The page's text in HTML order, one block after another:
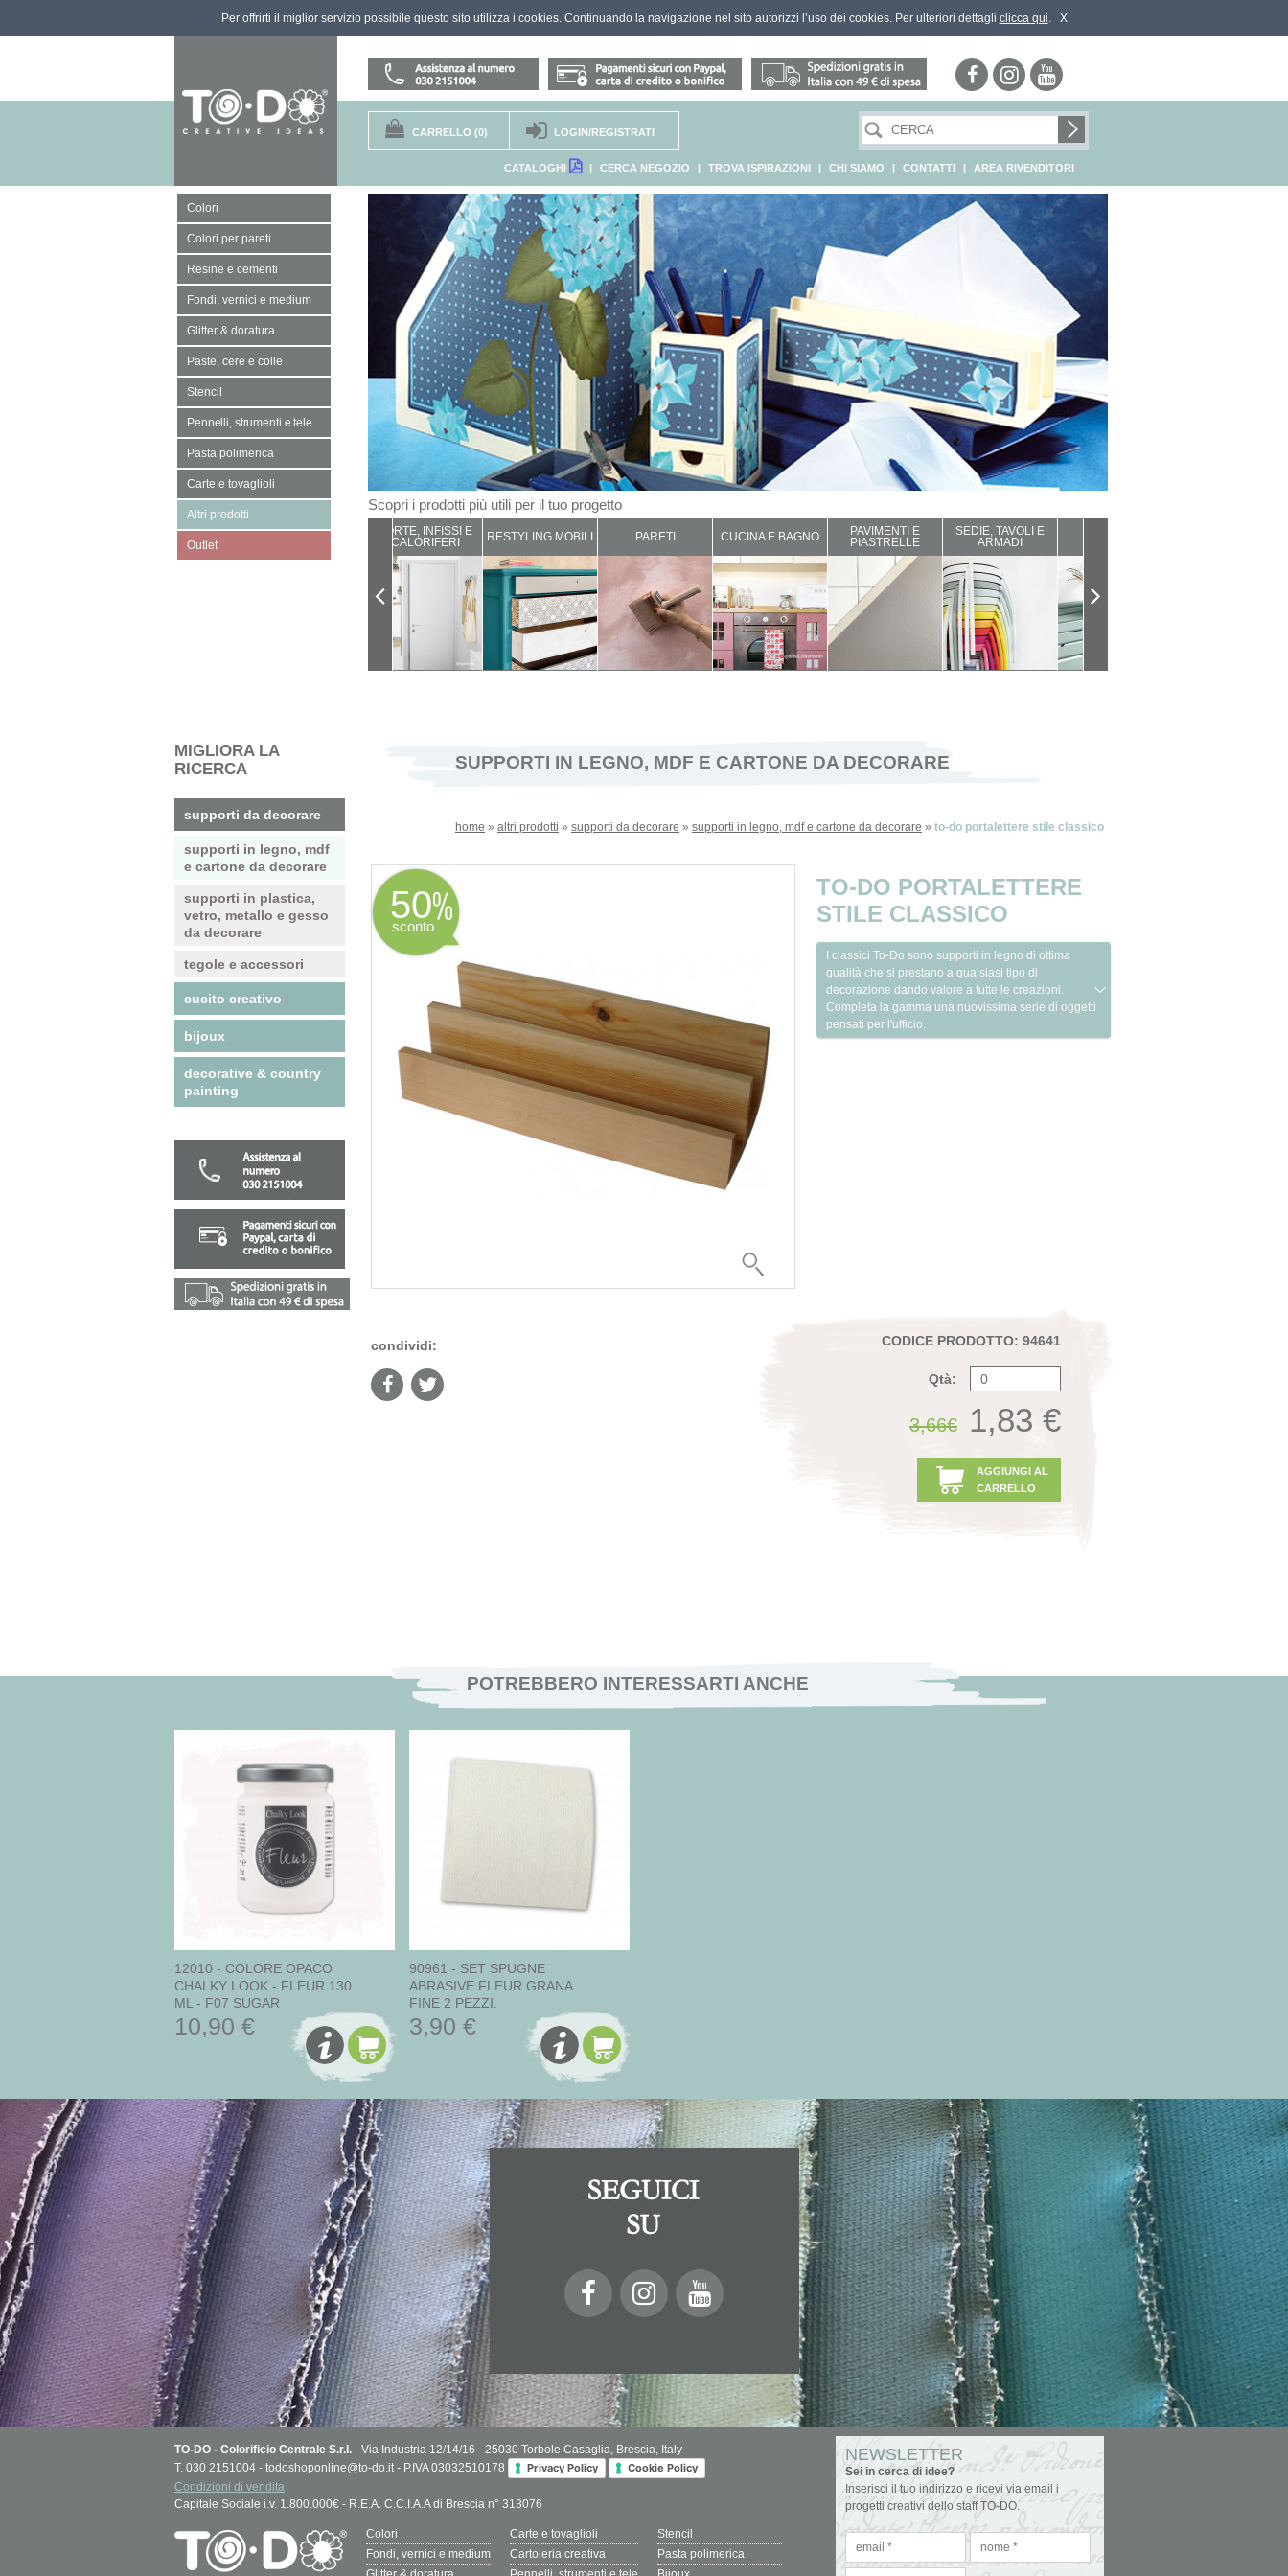
Per offrirti il miglior servizio possibile questo sito utilizza i cookies. Continuando la navigazione nel sito autorizzi l’uso dei cookies. Per ulteriori dettagli clicca qui. X
CARRELLO (0) LOGIN/REGISTRATI
CATALOGHI | CERCA NEGOZIO | TROVA ISPIRAZIONI | CHI SIAMO | CONTATTI | AREA RIVENDITORI
Colori
Colori per pareti
Resine e cementi
Fondi, vernici e medium
Glitter & doratura
Paste, cere e colle
Stencil
Pennelli, strumenti e tele
Pasta polimerica
Carte e tovaglioli
Altri prodotti
Outlet
Scopri i prodotti più utili per il tuo progetto
PORTE, INFISSI E
CALORIFERI
RESTYLING MOBILI PARETI CUCINA E BAGNO
PAVIMENTI E
PIASTRELLE
SEDIE, TAVOLI E
ARMADI
MIGLIORA LA
RICERCA
supporti da decorare
supporti in legno, mdf
e cartone da decorare
supporti in plastica,
vetro, metallo e gesso
da decorare
tegole e accessori
cucito creativo
bijoux
decorative & country
painting
SUPPORTI IN LEGNO, MDF E CARTONE DA DECORARE
home » altri prodotti » supporti da decorare » supporti in legno, mdf e cartone da decorare » to-do portalettere stile classico
50
sconto
TO-DO PORTALETTERE
STILE CLASSICO
I classici To-Do sono supporti in legno di ottima
qualità che si prestano a qualsiasi tipo di
decorazione dando valore a tutte le creazioni.
Completa la gamma una nuovissima serie di oggetti
pensati per l'ufficio.
CODICE PRODOTTO: 94641
Qtà:
3,66€ 1,83 €
AGGIUNGI AL
CARRELLO
condividi:
POTREBBERO INTERESSARTI ANCHE
12010 - COLORE OPACO
CHALKY LOOK - FLEUR 130
ML - F07 SUGAR
10,90 €
90961 - SET SPUGNE
ABRASIVE FLEUR GRANA
FINE 2 PEZZI.
3,90 €
TO-DO - Colorificio Centrale S.r.l. - Via Industria 12/14/16 - 25030 Torbole Casaglia, Brescia, Italy
T. 030 2151004 - todoshoponline@to-do.it - P.IVA 03032510178
Privacy Policy
Cookie Policy
Condizioni di vendita
Capitale Sociale i.v. 1.800.000€ - R.E.A. C.C.I.A.A di Brescia n° 313076
NEWSLETTER
Sei in cerca di idee?
Inserisci il tuo indirizzo e ricevi via email i
progetti creativi dello staff TO-DO.
Colori
Fondi, vernici e medium
Carte e tovaglioli
Cartoleria creativa
Stencil
Pasta polimerica